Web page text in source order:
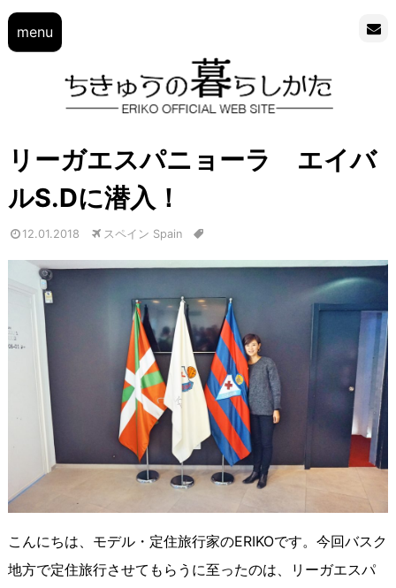
menu
リーガエスパニョーラ エイバ
ルS.Dに潜入！
12.01.2018 スペイン Spain
こんにちは、モデル・定住旅行家のERIKOです。今回バスク
地方で定住旅行させてもらうに至ったのは、リーガエスパ